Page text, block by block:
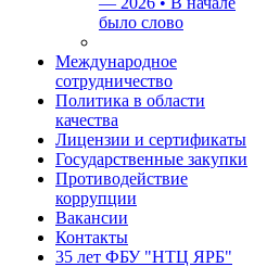
было слово
Международное
сотрудничество
Политика в области
качества
Лицензии и сертификаты
Государственные закупки
Противодействие
коррупции
Вакансии
Контакты
35 лет ФБУ "НТЦ ЯРБ"